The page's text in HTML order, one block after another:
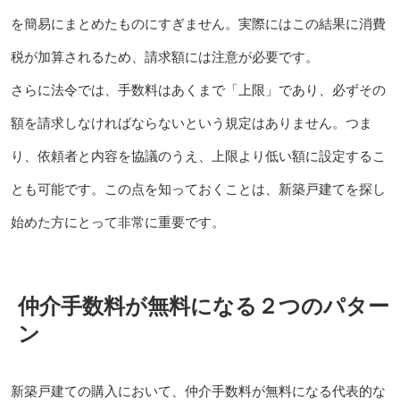
を簡易にまとめたものにすぎません。実際にはこの結果に消費
税が加算されるため、請求額には注意が必要です。
さらに法令では、手数料はあくまで「上限」であり、必ずその
額を請求しなければならないという規定はありません。つま
り、依頼者と内容を協議のうえ、上限より低い額に設定するこ
とも可能です。この点を知っておくことは、新築戸建てを探し
始めた方にとって非常に重要です。
仲介手数料が無料になる２つのパター
ン
新築戸建ての購入において、仲介手数料が無料になる代表的な